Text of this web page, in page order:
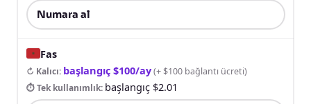
Numara al
Fas
↻ Kalıcı: başlangıç $100/ay(+ $100 bağlantı ücreti)
⏱ Tek kullanımlık: başlangıç $2.01